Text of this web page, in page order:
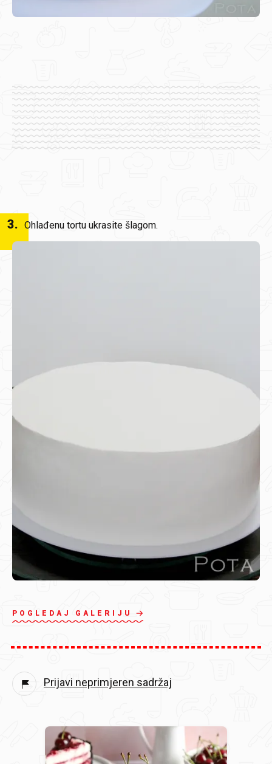
3. Ohlađenu tortu ukrasite šlagom.
POGLEDAJ GALERIJU
Prijavi neprimjeren sadržaj